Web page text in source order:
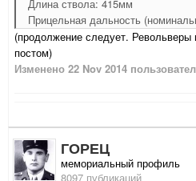
Длина ствола: 415мм
Прицельная дальность
(продолжение следует.
постом)
Изменено 22 Nov 2014
ГОРЕЦ
мемориальный профиль
8097 публикаций